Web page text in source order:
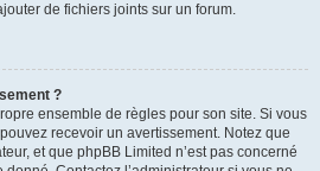
de fichiers joints sur un forum.
?
ensemble de règles pour son site. Si vous
recevoir un avertissement. Notez que
et que phpBB Limited n’est pas concerné